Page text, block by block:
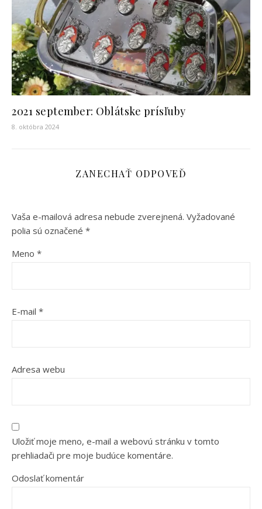
2021 september: Oblátske prísľuby
8. októbra 2024
ZANECHAŤ ODPOVEĎ
Vaša e-mailová adresa nebude zverejnená. Vyžadované
polia sú označené *
Meno *
E-mail *
Adresa webu
Uložiť moje meno, e-mail a webovú stránku v tomto
prehliadači pre moje budúce komentáre.
Odoslať komentár